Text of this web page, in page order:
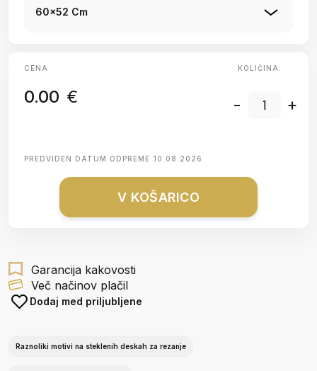
60x52 Cm
CENA
0.00 €
KOLIČINA:
- +
PREDVIDEN DATUM ODPREME 10.08.2026
V KOŠARICO
Garancija kakovosti
Več načinov plačil
Dodaj med priljubljene
Raznoliki motivi na steklenih deskah za rezanje